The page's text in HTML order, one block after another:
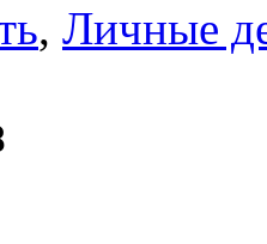
, Личные